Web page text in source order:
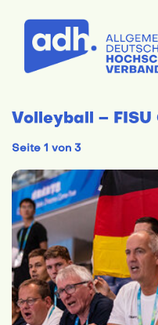
Volleyball – FISU
Seite 1 von 3